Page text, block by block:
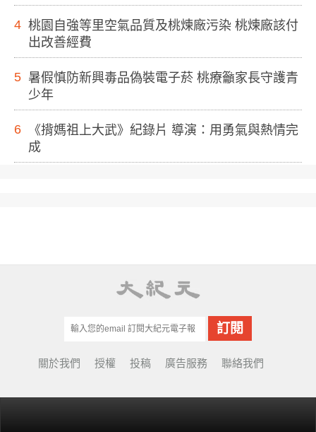
4 桃園自強等里空氣品質及桃煉廠污染 桃煉廠該付
出改善經費
5 暑假慎防新興毒品偽裝電子菸 桃療籲家長守護青
少年
6
《揹媽祖上大武》紀錄片 導演：用勇氣與熱情完
成
關於我們 授權 投稿 廣告服務 聯絡我們